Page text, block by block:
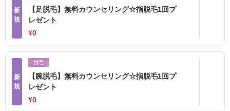
新
規
【足脱毛】無料カウンセリング☆指脱毛1回プ
レゼント
¥0
新
規
脱毛
【腕脱毛】無料カウンセリング☆指脱毛1回プ
レゼント
¥0